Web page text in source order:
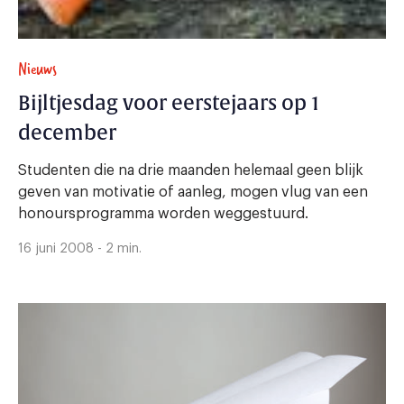
Nieuws
Bijltjesdag voor eerstejaars op 1
december
Studenten die na drie maanden helemaal geen blijk
geven van motivatie of aanleg, mogen vlug van een
honoursprogramma worden weggestuurd.
16 juni 2008 - 2 min.